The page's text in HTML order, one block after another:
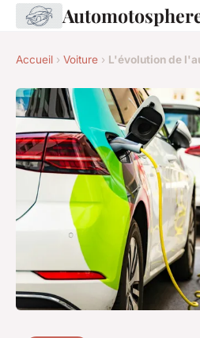
Accueil › Voiture › L'évolution de